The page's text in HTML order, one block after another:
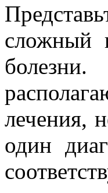
сложный
лечения,
один